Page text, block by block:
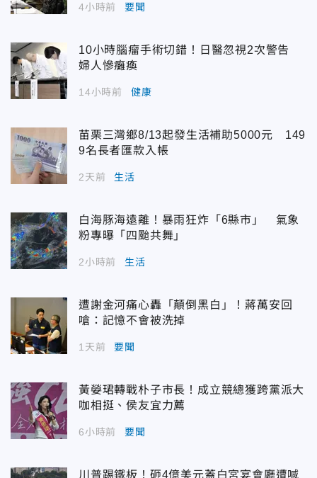
4小時前 要聞
10小時腦瘤手術切錯！日醫忽視2次警告
婦人慘癱瘓
14小時前 健康
苗栗三灣鄉8/13起發生活補助5000元 149
9名長者匯款入帳
2天前 生活
白海豚海遠離！暴雨狂炸「6縣市」 氣象
粉專曝「四颱共舞」
2小時前 生活
遭謝金河痛心轟「顛倒黑白」！蔣萬安回
嗆：記憶不會被洗掉
1天前 要聞
黃嫈珺轉戰朴子市長！成立競總獲跨黨派大
咖相挺、侯友宜力薦
6小時前 要聞
川普踢鐵板！砸4億美元蓋白宮宴會廳遭喊